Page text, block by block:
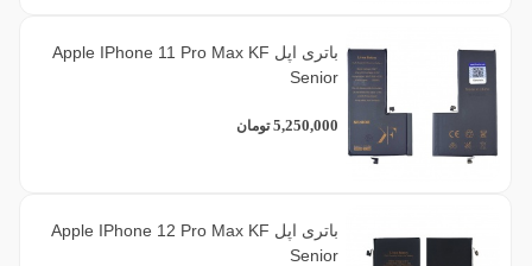
باتری اپل Apple IPhone 11 Pro Max KF
Senior
5,250,000 تومان
باتری اپل Apple IPhone 12 Pro Max KF
Senior